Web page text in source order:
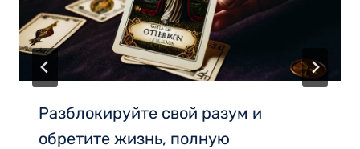
Разблокируйте свой разум и
обретите жизнь, полную